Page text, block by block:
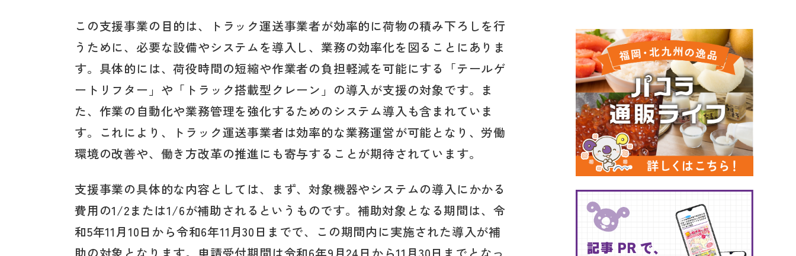
この支援事業の目的は、トラック運送事業者が効率的に荷物の積み下ろしを行
うために、必要な設備やシステムを導入し、業務の効率化を図ることにありま
す。具体的には、荷役時間の短縮や作業者の負担軽減を可能にする「テールゲ
ートリフター」や「トラック搭載型クレーン」の導入が支援の対象です。ま
た、作業の自動化や業務管理を強化するためのシステム導入も含まれていま
す。これにより、トラック運送事業者は効率的な業務運営が可能となり、労働
環境の改善や、働き方改革の推進にも寄与することが期待されています。
支援事業の具体的な内容としては、まず、対象機器やシステムの導入にかかる
費用の1/2または1/6が補助されるというものです。補助対象となる期間は、令
和5年11月10日から令和6年11月30日までで、この期間内に実施された導入が補